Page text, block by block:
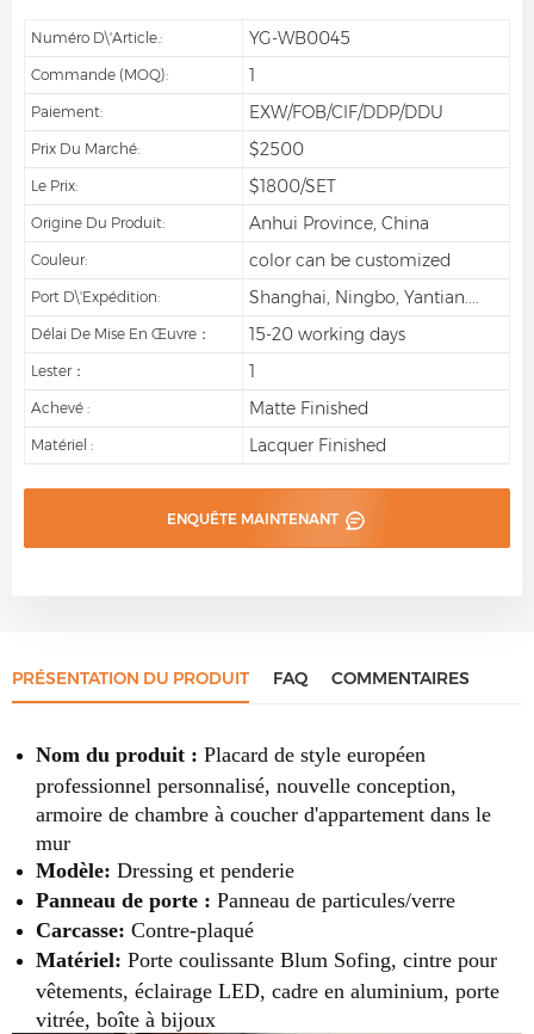
Numéro D\'article.: YG-WB0045
Commande (MOQ): 1
Paiement: EXW/FOB/CIF/DDP/DDU
Prix Du Marché: $2500
Le Prix: $1800/SET
Origine Du Produit: Anhui Province, China
Couleur: color can be customized
Port D\'expédition: Shanghai, Ningbo, Yantian....
Délai De Mise En Œuvre： 15-20 working days
Lester： 1
Achevé : Matte Finished
Matériel : Lacquer Finished
ENQUÊTE MAINTENANT
PRÉSENTATION DU PRODUIT FAQ COMMENTAIRES
Nom du produit : Placard de style européen
professionnel personnalisé, nouvelle conception,
armoire de chambre à coucher d'appartement dans le
mur
Modèle: Dressing et penderie
Panneau de porte : Panneau de particules/verre
Carcasse: Contre-plaqué
Matériel: Porte coulissante Blum Sofing, cintre pour
vêtements, éclairage LED, cadre en aluminium, porte
vitrée, boîte à bijoux